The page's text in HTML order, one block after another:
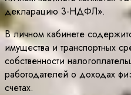
декларацию 3-НДФЛ».
В личном кабинете
имущества и транспортных
собственности
работодателей о доходах
счетах.